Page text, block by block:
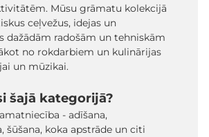
Mūsu grāmatu kolekcijā
ceļvežus, idejas un
dažādām radošām un tehniskām
no rokdarbiem un kulinārijas
un mūzikai.
šajā kategorijā?
- adīšana,
šūšana, koka apstrāde un citi